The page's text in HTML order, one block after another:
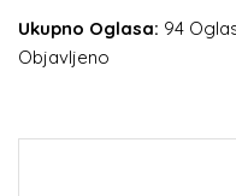
Ukupno Oglasa: 94
Objavljeno